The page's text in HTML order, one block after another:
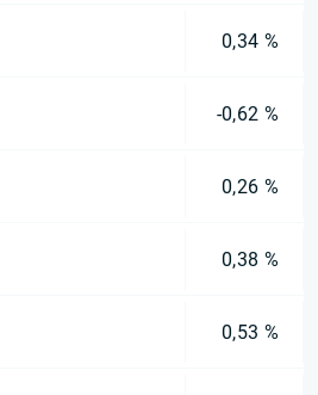
0,34 %
-0,62 %
0,26 %
0,38 %
0,53 %